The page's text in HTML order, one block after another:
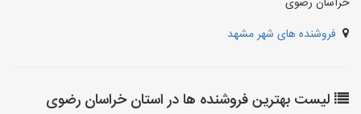
فروشنده های شهر مشهد
لیست بهترین فروشنده ها در استان خراسان رضوی